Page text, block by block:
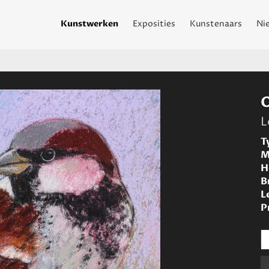
Kunstwerken Exposities Kunstenaars